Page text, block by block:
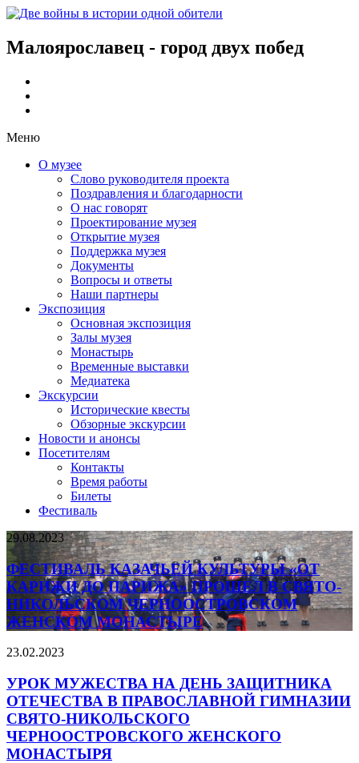
Малоярославец - город двух побед
Меню
О музее
Слово руководителя проекта
Поздравления и благодарности
О нас говорят
Проектирование музея
Открытие музея
Поддержка музея
Документы
Вопросы и ответы
Наши партнеры
Экспозиция
Основная экспозиция
Залы музея
Монастырь
Временные выставки
Медиатека
Экскурсии
Исторические квесты
Обзорные экскурсии
Новости и анонсы
Посетителям
Контакты
Время работы
Билеты
Фестиваль
29.08.2023
ФЕСТИВАЛЬ КАЗАЧЬЕЙ КУЛЬТУРЫ «ОТ
КАРИЖИ ДО ПАРИЖА» ПРОШЕЛ В СВЯТО-
НИКОЛЬСКОМ ЧЕРНООСТРОВСКОМ
ЖЕНСКОМ МОНАСТЫРЕ
23.02.2023
УРОК МУЖЕСТВА НА ДЕНЬ ЗАЩИТНИКА
ОТЕЧЕСТВА В ПРАВОСЛАВНОЙ ГИМНАЗИИ
СВЯТО-НИКОЛЬСКОГО
ЧЕРНООСТРОВСКОГО ЖЕНСКОГО
МОНАСТЫРЯ